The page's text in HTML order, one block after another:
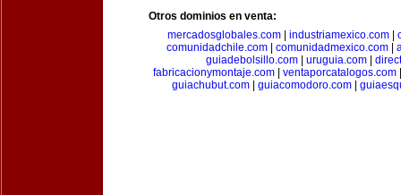
Otros dominios en venta:
mercadosglobales.com| industriamexico.com|
comunidadchile.com
comunidadmexico.com
guiadebolsillo.com| uruguia.com|
fabricacionymontaje.com| ventaporcatalogos.com
guiachubut.com
guiacomodoro.com